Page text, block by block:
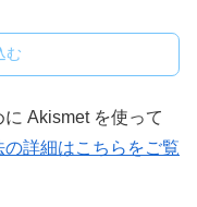
む
Akismet を使って
詳細はこちらをご覧